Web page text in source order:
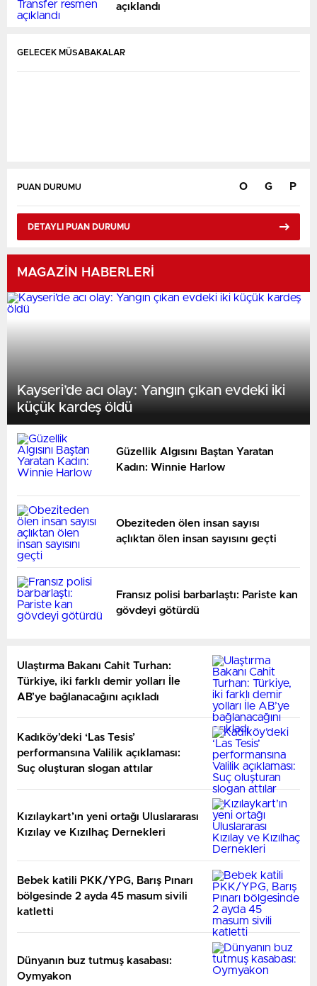
açıklandı
GELECEK MÜSABAKALAR
Karşılaşmalar Yükleniyor...
PUAN DURUMU O G P
DETAYLI PUAN DURUMU
MAGAZİN HABERLERİ
Kayseri’de acı olay: Yangın çıkan evdeki iki
küçük kardeş öldü
Güzellik Algısını Baştan Yaratan
Kadın: Winnie Harlow
Obeziteden ölen insan sayısı
açlıktan ölen insan sayısını geçti
Fransız polisi barbarlaştı: Pariste kan
gövdeyi götürdü
Ulaştırma Bakanı Cahit Turhan:
Türkiye, iki farklı demir yolları İle
AB’ye bağlanacağını açıkladı
Kadıköy’deki ‘Las Tesis’
performansına Valilik açıklaması:
Suç oluşturan slogan attılar
Kızılaykart’ın yeni ortağı Uluslararası
Kızılay ve Kızılhaç Dernekleri
Bebek katili PKK/YPG, Barış Pınarı
bölgesinde 2 ayda 45 masum sivili
katletti
Dünyanın buz tutmuş kasabası:
Oymyakon